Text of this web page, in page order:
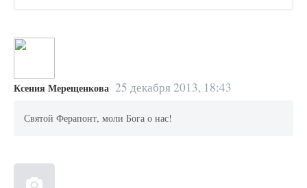
Ксения Мерещенкова 25 декабря 2013, 18:43
Святой Ферапонт, моли Бога о нас!